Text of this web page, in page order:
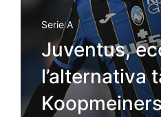
Serie A
Juventus,
l’alternativa